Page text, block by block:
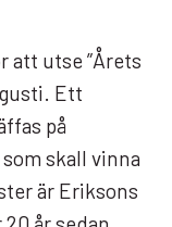
att utse ”Årets
Ett
på
skall vinna
är Eriksons